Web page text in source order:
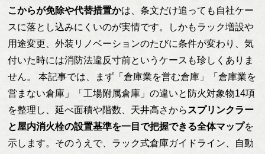
こからが免除や代替措置かは、条文だけ追っても自社ケー
スに落とし込みにくいのが実情です。しかもラック増設や
用途変更、外装リノベーションのたびに条件が変わり、気
付いた時には消防法違反寸前というケースも珍しくありま
せん。 本記事では、まず「倉庫業を営む倉庫」「倉庫業を
営まない倉庫」「工場附属倉庫」の違いと防火対象物14項
を整理し、延べ面積や階数、天井高さから スプリンクラー
と屋内消火栓の設置基準を一目で把握できる全体マップを
示します。そのうえで、ラック式倉庫ガイドライン、自動